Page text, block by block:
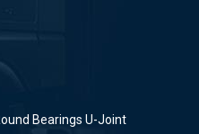
Bearings U-Joint